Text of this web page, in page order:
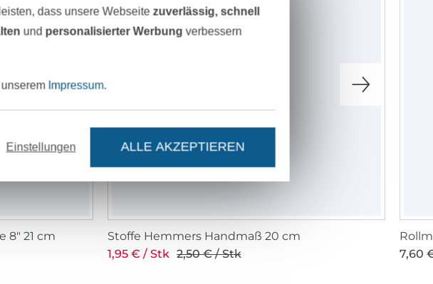
8" 21 cm
Stoffe Hemmers Handmaß 20 cm
1,95 € / Stk 2,50 € / Stk
7,60
dass unsere Webseite zuverlässig, schnell
und personalisierter Werbung verbessern
Impressum.
Einstellungen ALLE AKZEPTIEREN